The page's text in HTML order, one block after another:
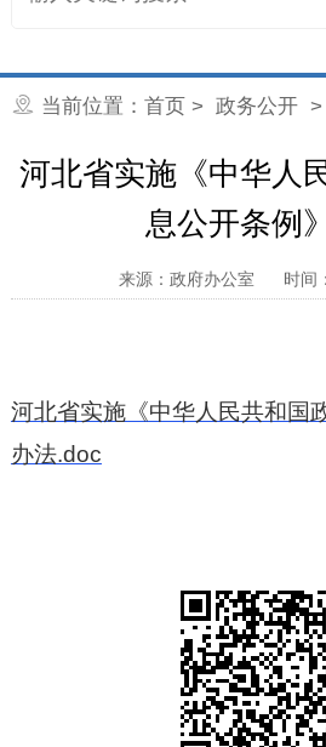
当前位置： 首页 > 政务公开>
河北省实施《中华人
息公开条例
来源：政府办公室 时间
河北省实施《中华人民共和国
办法.doc